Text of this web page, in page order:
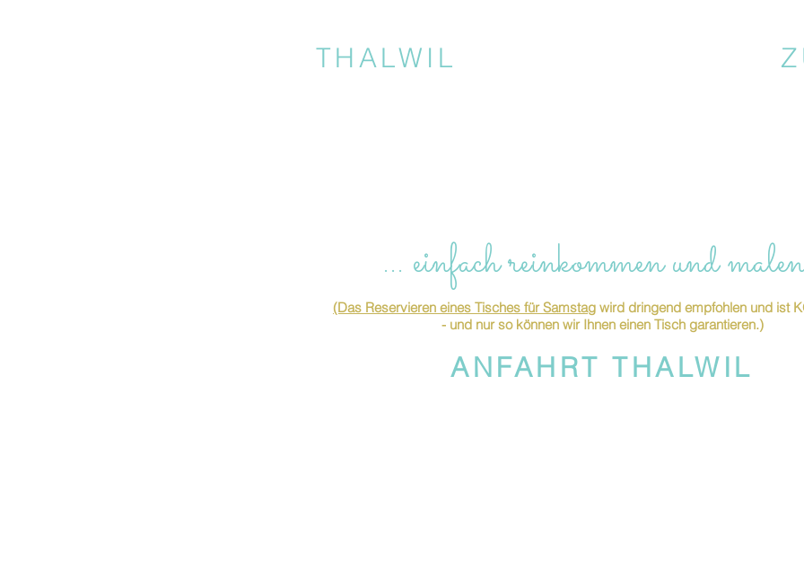
THALWIL
ANFAHRT THALWIL
… einfach reinkommen und
(Das Reservieren eines Tisches für Samstag wird dringend empfohlen und ist
- und nur so können wir Ihnen einen Tisch garantieren.)